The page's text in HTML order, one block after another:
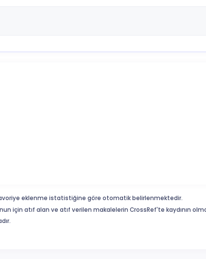
eklenme istatistiğine göre otomatik belirlenmektedir.
için atıf alan ve atıf verilen makalelerin CrossRef'te kaydının